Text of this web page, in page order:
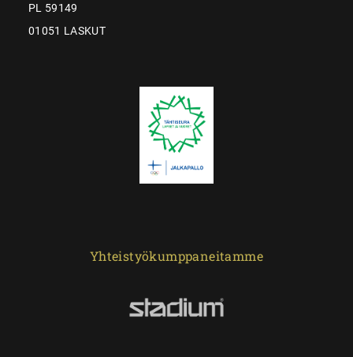
PL 59149
01051 LASKUT
Yhteistyökumppaneitamme